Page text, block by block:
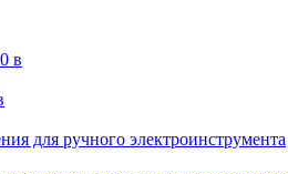
в
для ручного электроинструмента